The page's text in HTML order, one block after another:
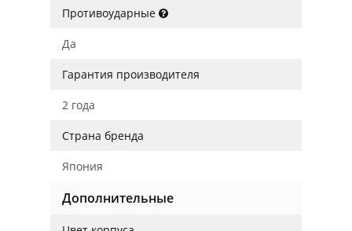
Противоударные
Да
Гарантия производителя
2 года
Страна бренда
Япония
Дополнительные